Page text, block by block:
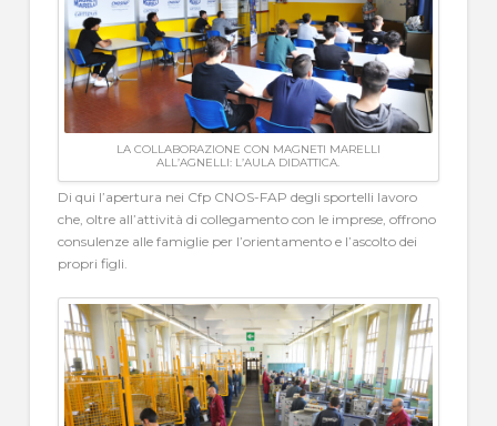
LA COLLABORAZIONE CON MAGNETI MARELLI
ALL’AGNELLI: L’AULA DIDATTICA.
Di qui l’apertura nei Cfp CNOS-FAP degli sportelli lavoro
che, oltre all’attività di collegamento con le imprese, offrono
consulenze alle famiglie per l’orientamento e l’ascolto dei
propri figli.